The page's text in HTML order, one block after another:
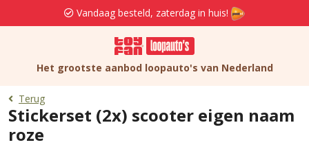
Vandaag besteld, zaterdag in huis!
Het grootste aanbod loopauto's van Nederland
Terug
Stickerset (2x) scooter eigen naam
roze